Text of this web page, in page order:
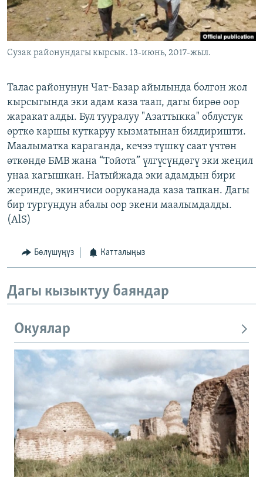
ЭЕ/АРнун бардык сайттары
Сузак районундагы кырсык. 13-июнь, 2017-жыл.
Талас районунун Чат-Базар айылында болгон жол
кырсыгында эки адам каза таап, дагы бирөө оор
жаракат алды. Бул тууралуу "Азаттыкка" облустук
өрткө каршы куткаруу кызматынан билдиришти.
Маалыматка караганда, кечээ түшкү саат үчтөн
өткөндө БМВ жана “Тойота” үлгүсүндөгү эки жеңил
унаа кагышкан. Натыйжада эки адамдын бири
жеринде, экинчиси ооруканада каза тапкан. Дагы
бир тургундун абалы оор экени маалымдалды.
(AlS)
Бөлүшүңүз Катталыңыз
Дагы кызыктуу баяндар
Окуялар